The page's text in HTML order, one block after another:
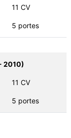
11 CV
5 portes
2010)
11 CV
5 portes